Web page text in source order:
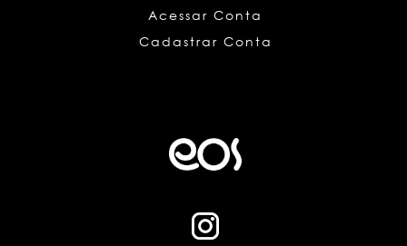
Acessar Conta
Cadastrar Conta